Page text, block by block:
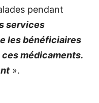
pendant
services
les bénéficiaires
médicaments.
».